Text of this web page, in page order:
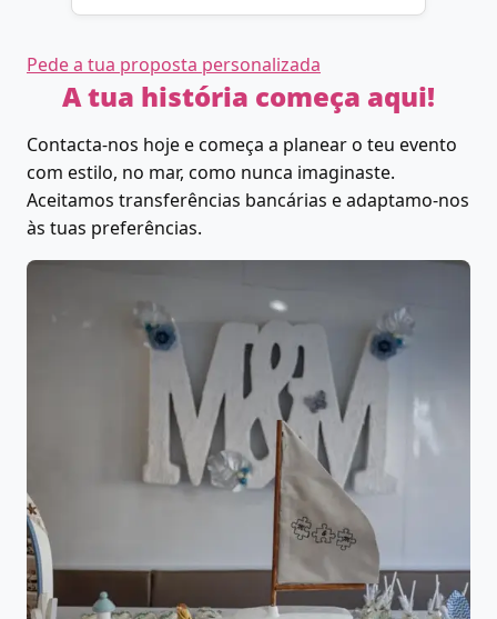
Pede a tua proposta personalizada
A tua história começa aqui!
Contacta-nos hoje e começa a planear o teu evento
com estilo, no mar, como nunca imaginaste.
Aceitamos transferências bancárias e adaptamo-nos
às tuas preferências.